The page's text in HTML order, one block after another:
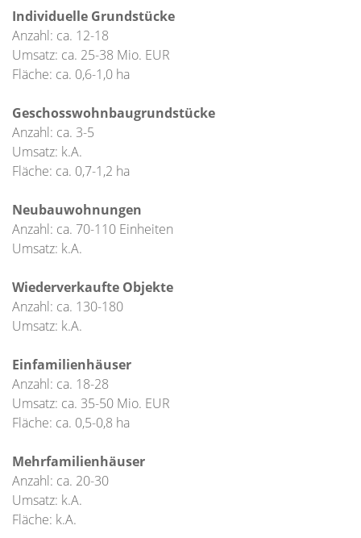
Individuelle Grundstücke
Anzahl: ca. 12-18
Umsatz: ca. 25-38 Mio. EUR
Fläche: ca. 0,6-1,0 ha
Geschosswohnbaugrundstücke
Anzahl: ca. 3-5
Umsatz: k.A.
Fläche: ca. 0,7-1,2 ha
Neubauwohnungen
Anzahl: ca. 70-110 Einheiten
Umsatz: k.A.
Wiederverkaufte Objekte
Anzahl: ca. 130-180
Umsatz: k.A.
Einfamilienhäuser
Anzahl: ca. 18-28
Umsatz: ca. 35-50 Mio. EUR
Fläche: ca. 0,5-0,8 ha
Mehrfamilienhäuser
Anzahl: ca. 20-30
Umsatz: k.A.
Fläche: k.A.